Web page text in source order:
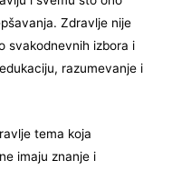
Zdravlje nije
svakodnevnih izbora i
razumevanje i
tema koja
imaju znanje i